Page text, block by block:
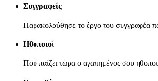
Συγγραφείς
Παρακολούθησε το έργο του συγγραφέα
Ηθοποιοί
Πού παίζει τώρα ο αγαπημένος σου